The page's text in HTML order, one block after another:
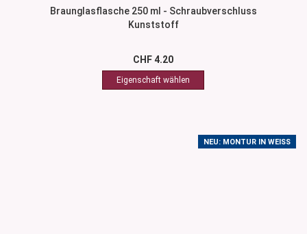
Braunglasflasche 250 ml - Schraubverschluss
Kunststoff
CHF 4.20
NEU: MONTUR IN WEISS